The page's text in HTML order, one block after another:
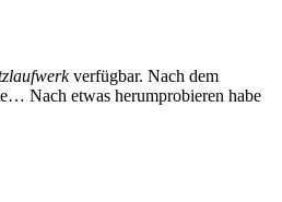
verfügbar. Nach dem
Nach etwas herumprobieren habe